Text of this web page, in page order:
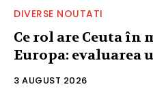
DIVERSE NOUTATI
Ce rol are Ceuta în
Europa: evaluarea
3 AUGUST 2026